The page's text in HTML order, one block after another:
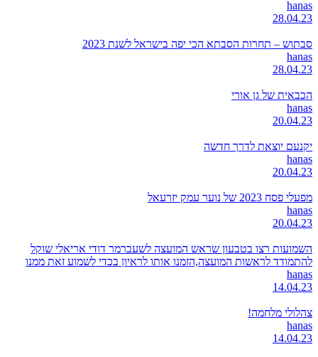
hanas
28.04.23
סבתוש – תחרות הסבתא הכי יפה בישראל לשנת 2023
hanas
28.04.23
הכבאית של גן אורי
hanas
20.04.23
יקנעם יוצאת לדרך חדשה
hanas
20.04.23
מפעלי פסח 2023 של נוער עמק יזרעאל
hanas
20.04.23
השמועות רצו בטבעון שראש המועצה לשעברמר דודי אריאלי שוקל
להתמודד לראשות המועצה,הזמנו אותו לראיון בכדי לשמוע זאת ממנו
hanas
14.04.23
צהלולי מלחמה!
hanas
14.04.23